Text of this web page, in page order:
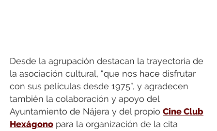
Desde la agrupación destacan la trayectoria de
la asociación cultural, “que nos hace disfrutar
con sus películas desde 1975”, y agradecen
también la colaboración y apoyo del
Ayuntamiento de Nájera y del propio Cine Club
Hexágono para la organización de la cita